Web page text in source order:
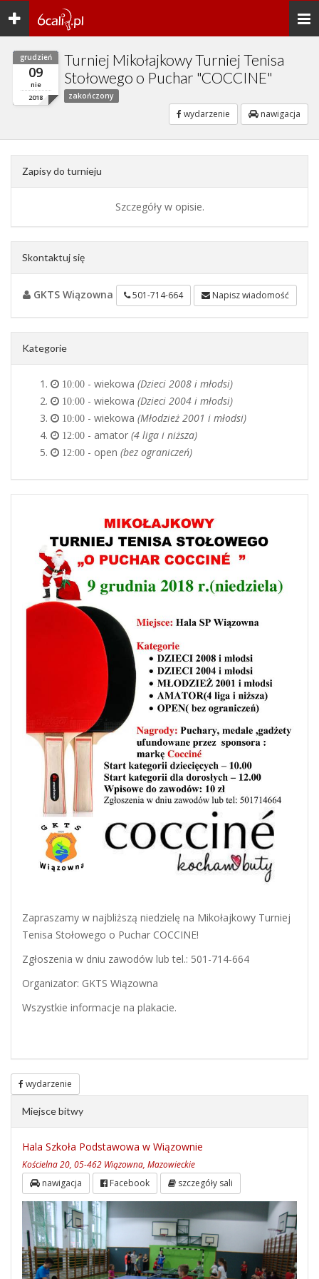
Toggle
navigation
grudzień
09
nie
2018
Turniej Mikołajkowy Turniej Tenisa
Stołowego o Puchar "COCCINE"
zakończony
wydarzenie nawigacja
Zapisy do turnieju
Szczegóły w opisie.
Skontaktuj się
GKTS Wiązowna 501-714-664 Napisz wiadomość
Kategorie
10:00 - wiekowa (Dzieci 2008 i młodsi)
10:00 - wiekowa (Dzieci 2004 i młodsi)
10:00 - wiekowa (Młodzież 2001 i młodsi)
12:00 - amator (4 liga i niższa)
12:00 - open (bez ograniczeń)
Zapraszamy w najbliższą niedzielę na Mikołajkowy Turniej
Tenisa Stołowego o Puchar COCCINE!
Zgłoszenia w dniu zawodów lub tel.: 501-714-664
Organizator: GKTS Wiązowna
Wszystkie informacje na plakacie.
wydarzenie
Miejsce bitwy
Hala Szkoła Podstawowa w Wiązownie
Kościelna 20, 05-462 Wiązowna, Mazowieckie
nawigacja Facebook szczegóły sali